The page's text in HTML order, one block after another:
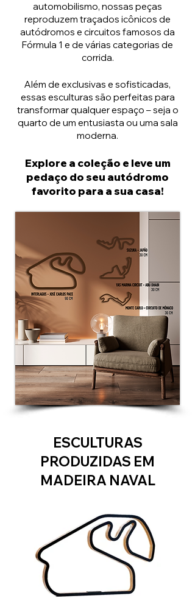
automobilismo, nossas peças
reproduzem traçados icônicos de
autódromos e circuitos famosos da
Fórmula 1 e de várias categorias de
corrida.
Além de exclusivas e sofisticadas,
essas esculturas são perfeitas para
transformar qualquer espaço – seja o
quarto de um entusiasta ou uma sala
moderna.
Explore a coleção e leve um
pedaço do seu autódromo
favorito para a sua casa!
ESCULTURAS
PRODUZIDAS EM
MADEIRA NAVAL